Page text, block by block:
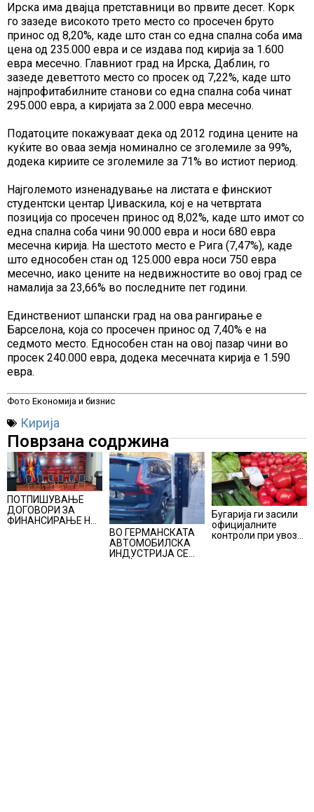
Ирска има двајца претставници во првите десет. Корк
го зазеде високото трето место со просечен бруто
принос од 8,20%, каде што стан со една спална соба има
цена од 235.000 евра и се издава под кирија за 1.600
евра месечно. Главниот град на Ирска, Даблин, го
зазеде деветтото место со просек од 7,22%, каде што
најпрофитабилните станови со една спална соба чинат
295.000 евра, а киријата за 2.000 евра месечно.
Податоците покажуваат дека од 2012 година цените на
куќите во оваа земја номинално се зголемиле за 99%,
додека кириите се зголемиле за 71% во истиот период.
Најголемото изненадување на листата е финскиот
студентски центар Џиваскила, кој е на четвртата
позиција со просечен принос од 8,02%, каде што имот со
една спална соба чини 90.000 евра и носи 680 евра
месечна кирија. На шестото место е Рига (7,47%), каде
што еднособен стан од 125.000 евра носи 750 евра
месечно, иако цените на недвижностите во овој град се
намалија за 23,66% во последните пет години.
Единствениот шпански град на ова рангирање е
Барселона, која со просечен принос од 7,40% е на
седмото место. Еднособен стан на овој пазар чини во
просек 240.000 евра, додека месечната кирија е 1.590
евра.
Фото Економија и бизнис
Кирија
Поврзана содржина
ПОТПИШУВАЊЕ
ДОГОВОРИ ЗА
ФИНАНСИРАЊЕ НА
ВО ГЕРМАНСКАТА
АВТОМОБИЛСКА
ИНДУСТРИЈА СЕ
Бугарија ги засили
официјалните
контроли при увоз